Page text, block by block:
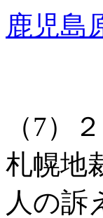
鹿児島
（7）
札幌地
人の訴